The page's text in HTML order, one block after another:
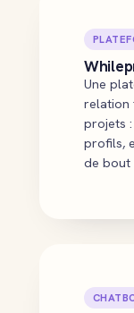
Une
relation
projets
profils,
de bout